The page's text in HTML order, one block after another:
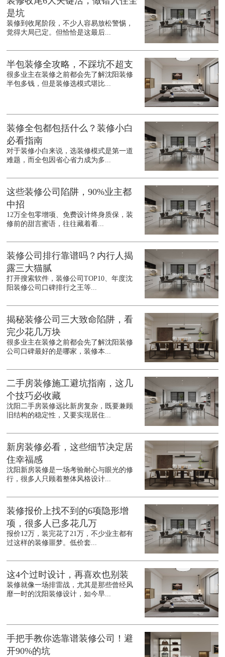
是坑
装修到收尾阶段，不少人容易放松警惕，
觉得大局已定。但恰恰是这最后...
半包装修全攻略，不踩坑不超支
很多业主在装修之前都会先了解沈阳装修
半包多钱，但是装修选模式堪比...
装修全包都包括什么？装修小白
必看指南
对于装修小白来说，选装修模式是第一道
难题，而全包因省心省力成为多...
这些装修公司陷阱，90%业主都
中招
12万全包零增项、免费设计终身质保，装
修前的甜言蜜语，往往藏着看...
装修公司排行靠谱吗？内行人揭
露三大猫腻
打开搜索软件，装修公司TOP10、年度沈
阳装修公司口碑排行之王等...
揭秘装修公司三大致命陷阱，看
完少花几万块
很多业主在装修之前都会先了解沈阳装修
公司口碑最好的是哪家，装修本...
二手房装修施工避坑指南，这几
个技巧必收藏
沈阳二手房装修远比新房复杂，既要兼顾
旧结构的稳定性，又要实现居住...
新房装修必看，这些细节决定居
住幸福感
沈阳新房装修是一场考验耐心与眼光的修
行，很多人只顾着整体风格设计...
装修报价上找不到的6项隐形增
项，很多人已多花几万
报价12万，装完花了21万，不少业主都有
过这样的装修噩梦。低价套...
这4个过时设计，再喜欢也别装
装修就像一场排雷战，尤其是那些曾经风
靡一时的沈阳装修设计，如今早...
手把手教你选靠谱装修公司！避
开90%的坑